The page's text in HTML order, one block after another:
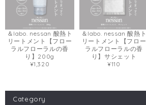
＆labo. nessan 酸熱ト
リートメント【フロー
ラルフローラルの香
り】200g
¥1,320
＆labo. nessan 酸熱ト
リートメント【フロー
ラルフローラルの香
り】サシェット
¥110
Category